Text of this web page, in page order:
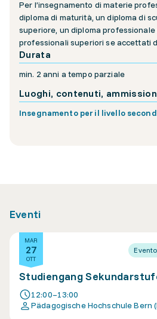
Per l’insegnamento di materie
diploma di maturità, un diploma di
superiore, un diploma
professionali superiori se accettati
Durata
min. 2 anni a tempo parziale
Luoghi, contenuti,
Insegnamento per il livello
Eventi
MAR
27
OTT
Studiengang
12:00–13:00
Pädagogische Hochschule Bern